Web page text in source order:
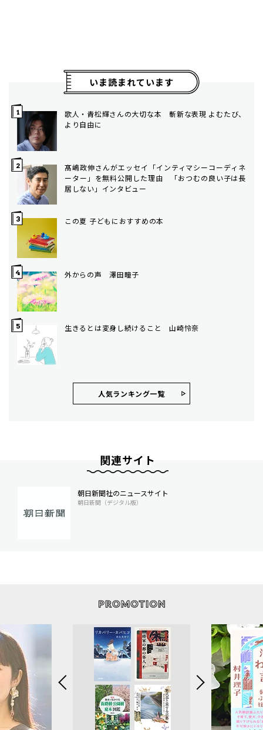
いま読まれています
歌人・青松輝さんの大切な本 斬新な表現 よむたび、
より自由に
髙嶋政伸さんがエッセイ「インティマシーコーディネ
ーター」を無料公開した理由 「おつむの良い子は長
居しない」インタビュー
この夏 子どもにおすすめの本
外からの声 澤田瞳子
生きるとは変身し続けること 山崎怜奈
人気ランキング⼀覧
関連サイト
朝日新聞社のニュースサイト
朝日新聞（デジタル版）